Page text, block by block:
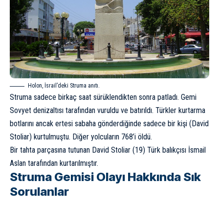
Holon, İsrail’deki Struma anıtı.
Struma sadece birkaç saat sürüklendikten sonra patladı. Gemi
Sovyet denizaltısı tarafından vuruldu ve batırıldı. Türkler kurtarma
botlarını ancak ertesi sabaha gönderdiğinde sadece bir kişi (David
Stoliar) kurtulmuştu. Diğer yolcuların 768’i öldü.
Bir tahta parçasına tutunan David Stoliar (19) Türk balıkçısı İsmail
Aslan tarafından kurtarılmıştır.
Struma Gemisi Olayı Hakkında Sık
Sorulanlar